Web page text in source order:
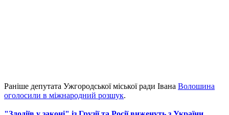
Раніше депутата Ужгородської міської ради Івана Волошина
оголосили в міжнародний розшук.